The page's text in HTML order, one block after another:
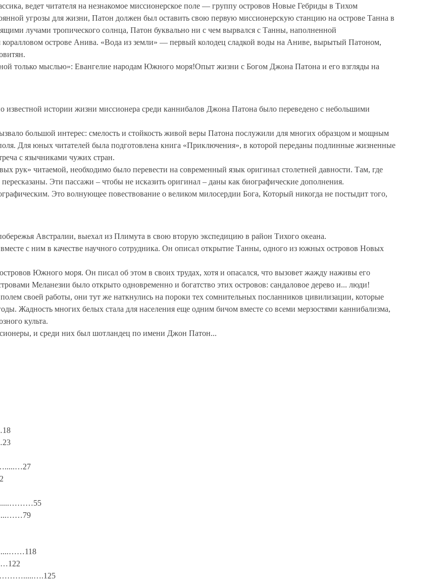
ведет читателя на незнакомое миссионерское поле — группу островов Новые Гебриды в Тихом
угрозы для жизни, Патон должен был оставить свою первую миссионерскую станцию на острове Танна в
лучами тропического солнца, Патон буквально ни с чем вырвался с Танны, наполненной
коралловом острове Анива. «Вода из земли» — первый колодец сладкой воды на Аниве, вырытый Патоном,
только мыслью»: Евангелие народам Южного моря!Опыт жизни с Богом Джона Патона и его взгляды на
известной истории жизни миссионера среди каннибалов Джона Патона было переведено с небольшими
большой интерес: смелость и стойкость живой веры Патона послужили для многих образцом и мощным
Для юных читателей была подготовлена книга «Приключения», в которой переданы подлинные жизненные
с язычниками чужих стран.
рук» читаемой, необходимо было перевести на современный язык оригинал столетней давности. Там, где
Эти пассажи – чтобы не исказить оригинал – даны как биографические дополнения.
Это волнующее повествование о великом милосердии Бога, Который никогда не постыдит того,
Австралии, выехал из Плимута в свою вторую экспедицию в район Тихого океана.
с ним в качестве научного сотрудника. Он описал открытие Танны, одного из южных островов Новых
Южного моря. Он писал об этом в своих трудах, хотя и опасался, что вызовет жажду наживы его
Меланезии было открыто одновременно и богатство этих островов: сандаловое дерево и... люди!
своей работы, они тут же наткнулись на пороки тех сомнительных посланников цивилизации, которые
Жадность многих белых стала для населения еще одним бичом вместе со всеми мерзостями каннибализма,
культа.
и среди них был шотландец по имени Джон Патон...